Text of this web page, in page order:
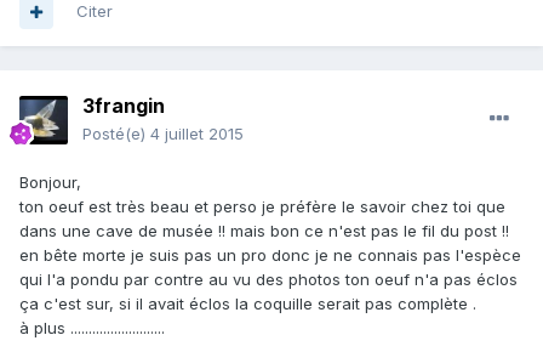
Citer
3frangin
Posté(e) 4 juillet 2015
Bonjour,
ton oeuf est très beau et perso je préfère le savoir chez toi que
dans une cave de musée !! mais bon ce n'est pas le fil du post !!
en bête morte je suis pas un pro donc je ne connais pas l'espèce
qui l'a pondu par contre au vu des photos ton oeuf n'a pas éclos
ça c'est sur, si il avait éclos la coquille serait pas complète .
à plus ..........................